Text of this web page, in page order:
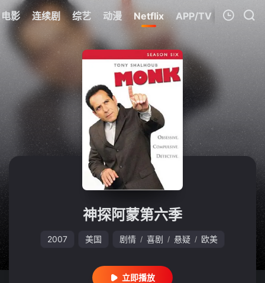
电影 连续剧 综艺 动漫 Netflix APP/TV
我的观影记录
暂无观看影片的记录
神探阿蒙第六季
2007 美国 剧情 / 喜剧 / 悬疑 / 欧美
立即播放